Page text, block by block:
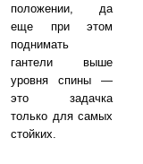
положении, да
еще при этом
поднимать
гантели выше
уровня спины —
это задачка
только для самых
стойких.